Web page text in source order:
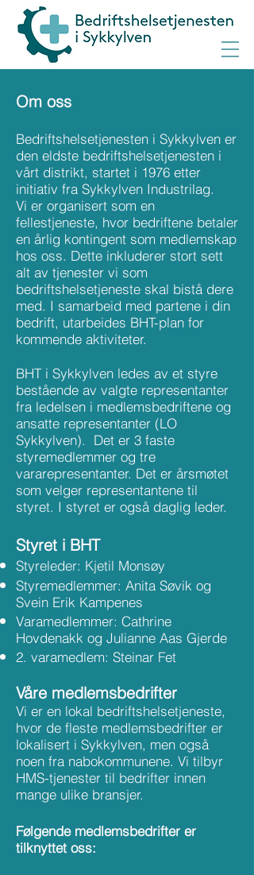
Om oss
Bedriftshelsetjenesten i Sykkylven er
den eldste bedriftshelsetjenesten i
vårt distrikt, startet i 1976 etter
initiativ fra Sykkylven Industrilag.
Vi er organisert som en
fellestjeneste, hvor bedriftene betaler
en årlig kontingent som medlemskap
hos oss. Dette inkluderer stort sett
alt av tjenester vi som
bedriftshelsetjeneste skal bistå dere
med. I samarbeid med partene i din
bedrift, utarbeides BHT-plan for
kommende aktiviteter.
BHT i Sykkylven ledes av et styre
bestående av valgte representanter
fra ledelsen i medlemsbedriftene og
ansatte representanter (LO
Sykkylven). Det er 3 faste
styremedlemmer og tre
vararepresentanter. Det er årsmøtet
som velger representantene til
styret. I styret er også daglig leder.
Styret i BHT
Styreleder: Kjetil Monsøy
Styremedlemmer: Anita Søvik og
Svein Erik Kampenes
Varamedlemmer: Cathrine
Hovdenakk og Julianne Aas Gjerde
2. varamedlem: Steinar Fet
Våre medlemsbedrifter
Vi er en lokal bedriftshelsetjeneste,
hvor de fleste medlemsbedrifter er
lokalisert i Sykkylven, men også
noen fra nabokommunene. Vi tilbyr
HMS-tjenester til bedrifter innen
mange ulike bransjer.
Følgende medlemsbedrifter er
tilknyttet oss: